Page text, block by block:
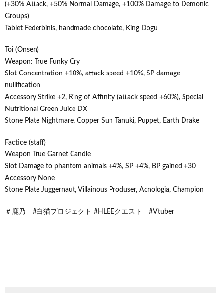
(+30% Attack, +50% Normal Damage, +100% Damage to Demonic
Groups)
Tablet Federbinis, handmade chocolate, King Dogu
Toi (Onsen)
Weapon: True Funky Cry
Slot Concentration +10%, attack speed +10%, SP damage
nullification
Accessory Strike +2, Ring of Affinity (attack speed +60%), Special
Nutritional Green Juice DX
Stone Plate Nightmare, Copper Sun Tanuki, Puppet, Earth Drake
Factice (staff)
Weapon True Garnet Candle
Slot Damage to phantom animals +4%, SP +4%, BP gained +30
Accessory None
Stone Plate Juggernaut, Villainous Produser, Acnologia, Champion
＃鹿乃 #白猫プロジェクト #HLEEクエスト #Vtuber